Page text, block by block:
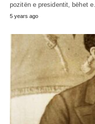
pozitën e presidentit, bëhet
5 years ago